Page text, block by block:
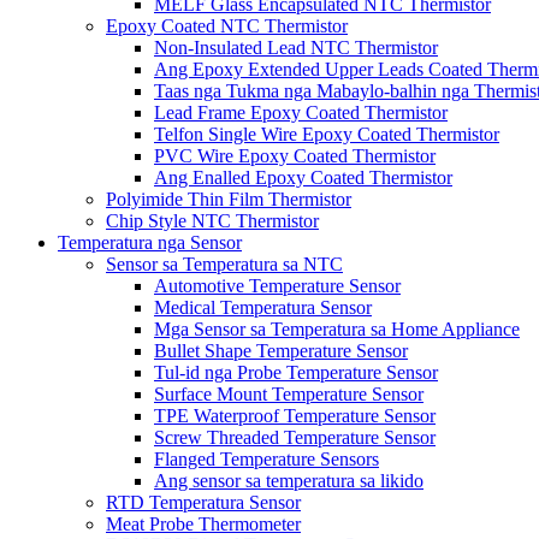
Epoxy Coated NTC Thermistor
Non-Insulated Lead NTC Thermistor
Ang Epoxy Extended Upper Leads Coated
Taas nga Tukma nga Mabaylo-balhin nga
Lead Frame Epoxy Coated Thermistor
Telfon Single Wire Epoxy Coated Thermistor
PVC Wire Epoxy Coated Thermistor
Ang Enalled Epoxy Coated Thermistor
Polyimide Thin Film Thermistor
Chip Style NTC Thermistor
Temperatura nga Sensor
Sensor sa Temperatura sa NTC
Automotive Temperature Sensor
Medical Temperatura Sensor
Mga Sensor sa Temperatura sa Home Appliance
Bullet Shape Temperature Sensor
Tul-id nga Probe Temperature Sensor
Surface Mount Temperature Sensor
TPE Waterproof Temperature Sensor
Screw Threaded Temperature Sensor
Flanged Temperature Sensors
Ang sensor sa temperatura sa likido
RTD Temperatura Sensor
Meat Probe Thermometer